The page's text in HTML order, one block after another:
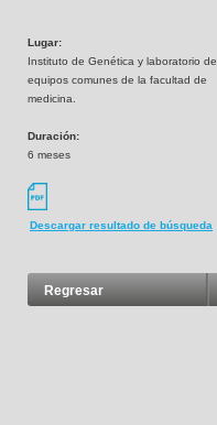
Lugar:
Instituto de Genética y laboratorio de
equipos comunes de la facultad de
medicina.
Duración:
6 meses
Descargar resultado de búsqueda
Regresar